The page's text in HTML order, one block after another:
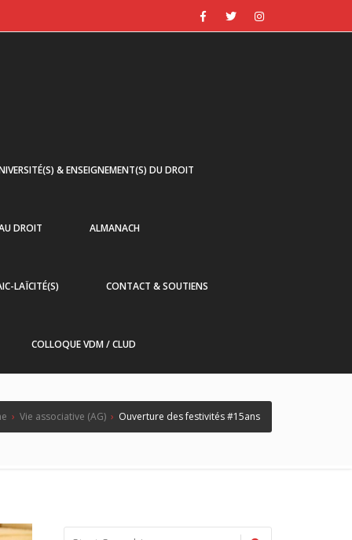
& ENSEIGNEMENT(S) DU DROIT
DROIT ALMANACH
LAÏCITÉ(S) CONTACT & SOUTIENS
COLLOQUE VDM / CLUD
› Vie associative (AG) › Ouverture des festivités #15ans